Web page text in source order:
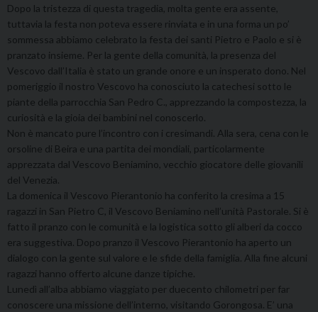
Dopo la tristezza di questa tragedia, molta gente era assente,
tuttavia la festa non poteva essere rinviata e in una forma un po’
sommessa abbiamo celebrato la festa dei santi Pietro e Paolo e si è
pranzato insieme. Per la gente della comunità, la presenza del
Vescovo dall’Italia è stato un grande onore e un insperato dono. Nel
pomeriggio il nostro Vescovo ha conosciuto la catechesi sotto le
piante della parrocchia San Pedro C., apprezzando la compostezza, la
curiosità e la gioia dei bambini nel conoscerlo.
Non è mancato pure l’incontro con i cresimandi. Alla sera, cena con le
orsoline di Beira e una partita dei mondiali, particolarmente
apprezzata dal Vescovo Beniamino, vecchio giocatore delle giovanili
del Venezia.
La domenica il Vescovo Pierantonio ha conferito la cresima a 15
ragazzi in San Pietro C, il Vescovo Beniamino nell’unità Pastorale. Si è
fatto il pranzo con le comunità e la logistica sotto gli alberi da cocco
era suggestiva. Dopo pranzo il Vescovo Pierantonio ha aperto un
dialogo con la gente sul valore e le sfide della famiglia. Alla fine alcuni
ragazzi hanno offerto alcune danze tipiche.
Lunedì all’alba abbiamo viaggiato per duecento chilometri per far
conoscere una missione dell’interno, visitando Gorongosa. E’ una